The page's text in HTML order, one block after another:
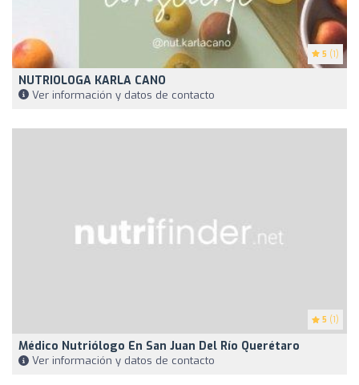
5 (1)
NUTRIOLOGA KARLA CANO
Ver información y datos de contacto
5 (1)
Médico Nutriólogo En San Juan Del Río Querétaro
Ver información y datos de contacto